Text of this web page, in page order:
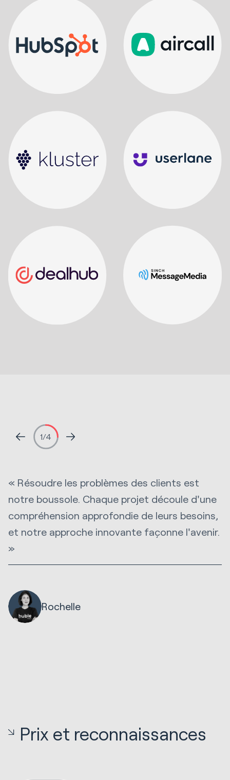
Rochelle
« Résoudre les problèmes des clients est
notre boussole. Chaque projet découle d'une
compréhension approfondie de leurs besoins,
et notre approche innovante façonne l'avenir.
»
1/4
Prix et reconnaissances